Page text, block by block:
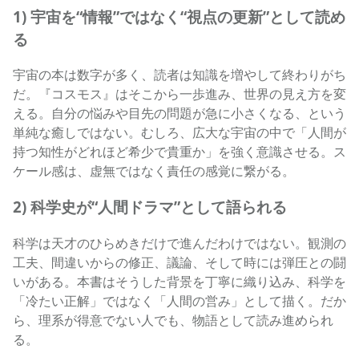
1) 宇宙を“情報”ではなく“視点の更新”として読め
る
宇宙の本は数字が多く、読者は知識を増やして終わりがち
だ。『コスモス』はそこから一歩進み、世界の見え方を変
える。自分の悩みや目先の問題が急に小さくなる、という
単純な癒しではない。むしろ、広大な宇宙の中で「人間が
持つ知性がどれほど希少で貴重か」を強く意識させる。ス
ケール感は、虚無ではなく責任の感覚に繋がる。
2) 科学史が“人間ドラマ”として語られる
科学は天才のひらめきだけで進んだわけではない。観測の
工夫、間違いからの修正、議論、そして時には弾圧との闘
いがある。本書はそうした背景を丁寧に織り込み、科学を
「冷たい正解」ではなく「人間の営み」として描く。だか
ら、理系が得意でない人でも、物語として読み進められ
る。